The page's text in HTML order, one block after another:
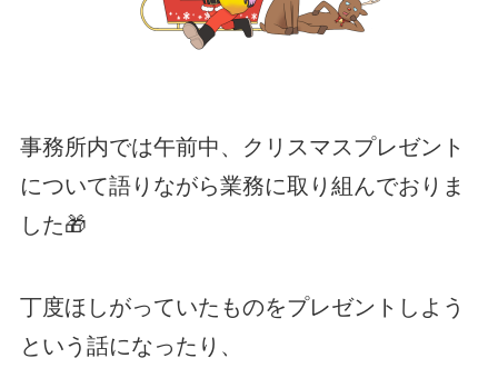
事務所内では午前中、クリスマスプレゼント
について語りながら業務に取り組んでおりま
した🎁
丁度ほしがっていたものをプレゼントしよう
という話になったり、